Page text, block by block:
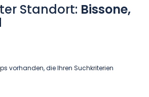
Standort: Bissone,
vorhanden, die Ihren Suchkriterien